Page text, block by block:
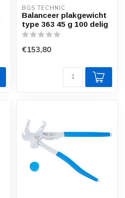
BGS TECHNIC
Balanceer plakgewicht
type 363 45 g 100 delig
€153,80